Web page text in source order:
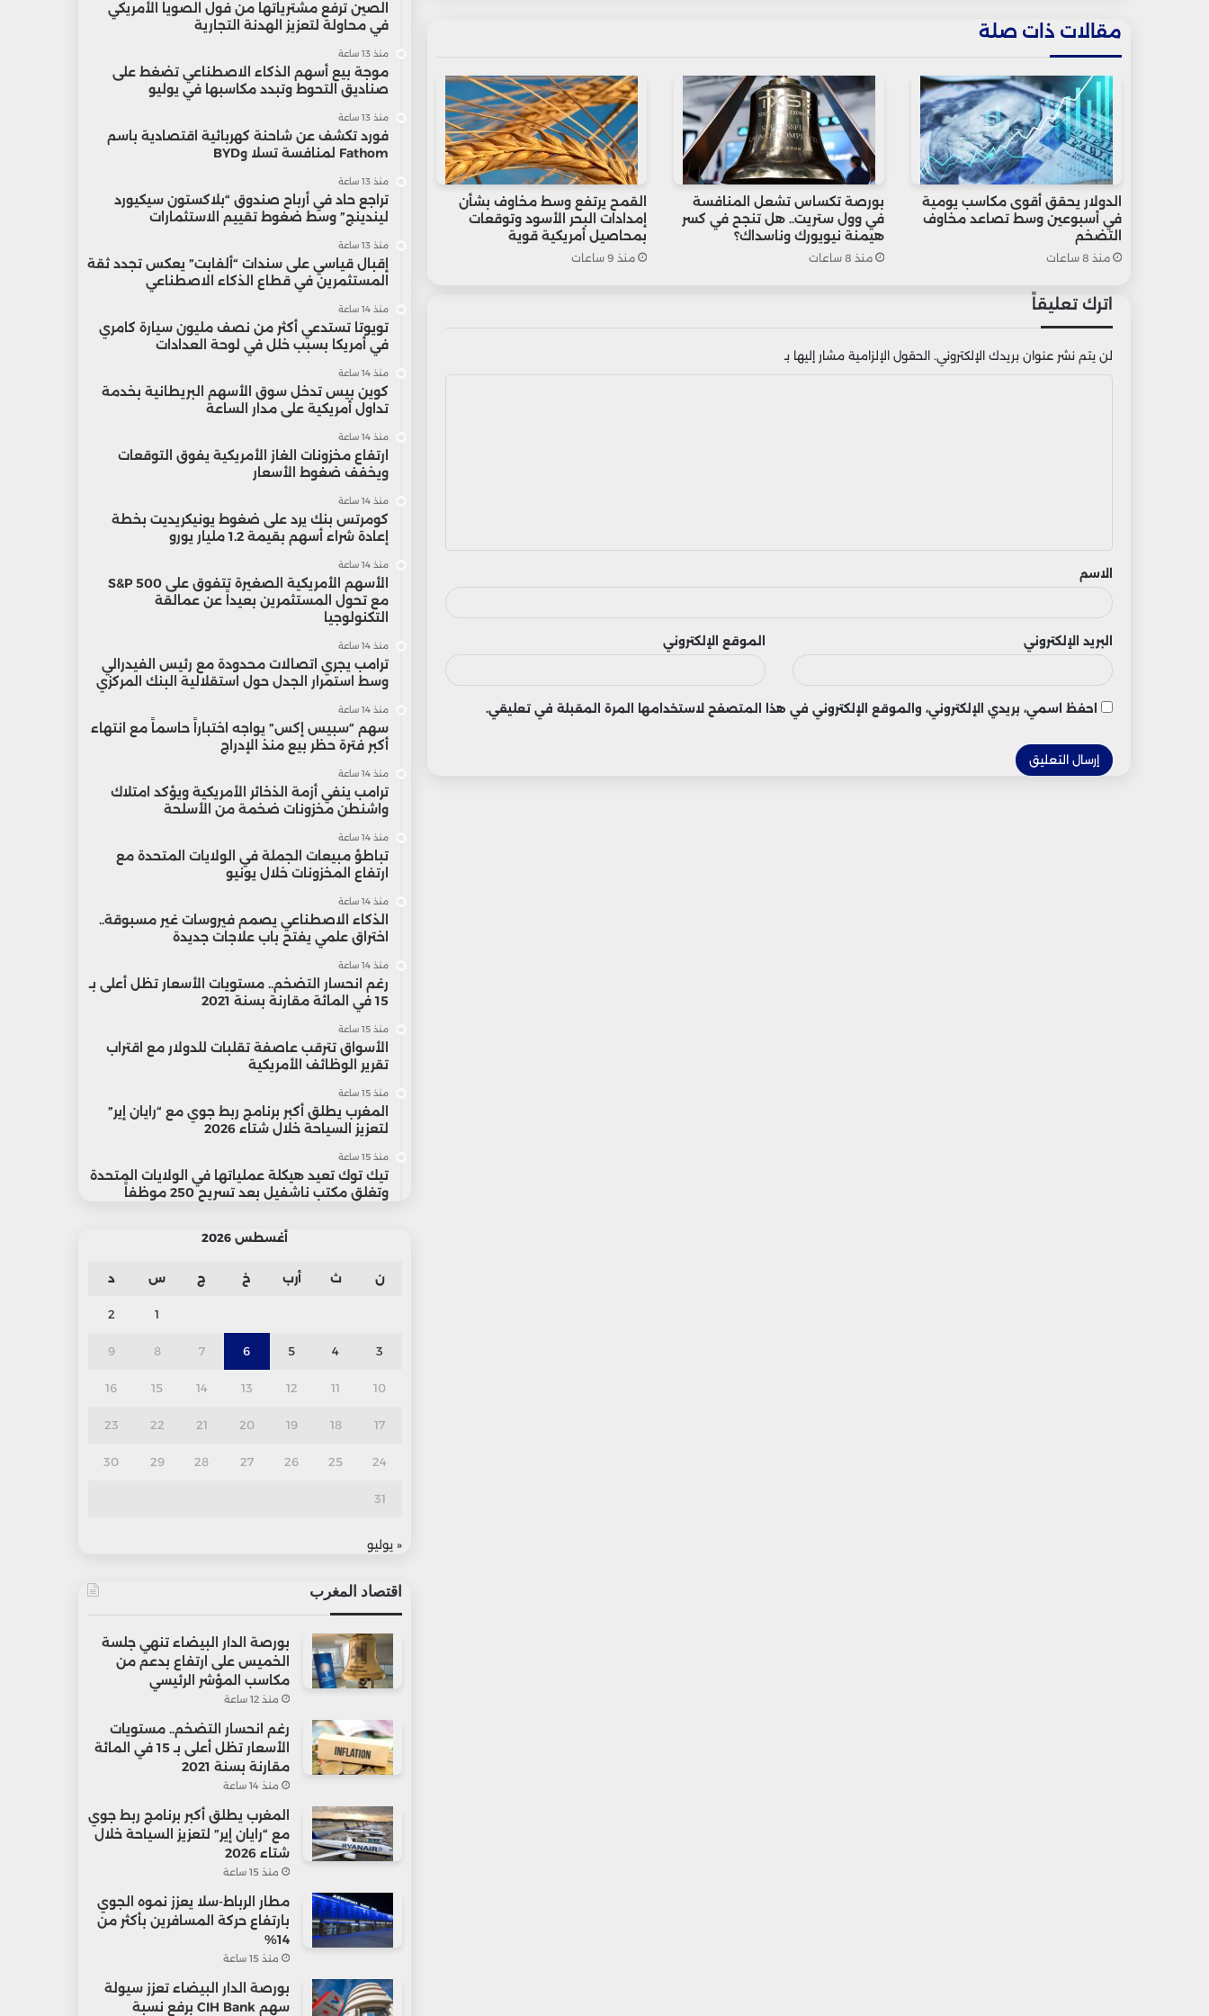
مقالات ذات صلة
الدولار يحقق أقوى مكاسب يومية
في أسبوعين وسط تصاعد مخاوف
التضخم
منذ 8 ساعات
بورصة تكساس تشعل المنافسة
في وول ستريت.. هل تنجح في كسر
هيمنة نيويورك وناسداك؟
منذ 8 ساعات
القمح يرتفع وسط مخاوف بشأن
إمدادات البحر الأسود وتوقعات
بمحاصيل أمريكية قوية
منذ 9 ساعات
اترك تعليقاً
لن يتم نشر عنوان بريدك الإلكتروني. الحقول الإلزامية مشار إليها بـ
ق
الاسم
البريد الإلكتروني الموقع الإلكتروني
احفظ اسمي، بريدي الإلكتروني، والموقع الإلكتروني في هذا المتصفح لاستخدامها المرة المقبلة في تعليقي.
الصين ترفع مشترياتها من فول الصويا الأمريكي
في محاولة لتعزيز الهدنة التجارية
منذ 13 ساعة
موجة بيع أسهم الذكاء الاصطناعي تضغط على
صناديق التحوط وتبدد مكاسبها في يوليو
منذ 13 ساعة
فورد تكشف عن شاحنة كهربائية اقتصادية باسم
Fathom لمنافسة تسلا وBYD
منذ 13 ساعة
تراجع حاد في أرباح صندوق “بلاكستون سيكيورد
ليندينج” وسط ضغوط تقييم الاستثمارات
منذ 13 ساعة
إقبال قياسي على سندات “ألفابت” يعكس تجدد ثقة
المستثمرين في قطاع الذكاء الاصطناعي
منذ 14 ساعة
تويوتا تستدعي أكثر من نصف مليون سيارة كامري
في أمريكا بسبب خلل في لوحة العدادات
منذ 14 ساعة
كوين بيس تدخل سوق الأسهم البريطانية بخدمة
تداول أمريكية على مدار الساعة
منذ 14 ساعة
ارتفاع مخزونات الغاز الأمريكية يفوق التوقعات
ويخفف ضغوط الأسعار
منذ 14 ساعة
كومرتس بنك يرد على ضغوط يونيكريديت بخطة
إعادة شراء أسهم بقيمة 1.2 مليار يورو
منذ 14 ساعة
الأسهم الأمريكية الصغيرة تتفوق على S&P 500
مع تحول المستثمرين بعيداً عن عمالقة
التكنولوجيا
منذ 14 ساعة
ترامب يجري اتصالات محدودة مع رئيس الفيدرالي
وسط استمرار الجدل حول استقلالية البنك المركزي
منذ 14 ساعة
سهم “سبيس إكس” يواجه اختباراً حاسماً مع انتهاء
أكبر فترة حظر بيع منذ الإدراج
منذ 14 ساعة
ترامب ينفي أزمة الذخائر الأمريكية ويؤكد امتلاك
واشنطن مخزونات ضخمة من الأسلحة
منذ 14 ساعة
تباطؤ مبيعات الجملة في الولايات المتحدة مع
ارتفاع المخزونات خلال يونيو
منذ 14 ساعة
الذكاء الاصطناعي يصمم فيروسات غير مسبوقة..
اختراق علمي يفتح باب علاجات جديدة
منذ 14 ساعة
رغم انحسار التضخم.. مستويات الأسعار تظل أعلى بـ
15 في المائة مقارنة بسنة 2021
منذ 15 ساعة
الأسواق تترقب عاصفة تقلبات للدولار مع اقتراب
تقرير الوظائف الأمريكية
منذ 15 ساعة
المغرب يطلق أكبر برنامج ربط جوي مع “رايان إير”
لتعزيز السياحة خلال شتاء 2026
منذ 15 ساعة
تيك توك تعيد هيكلة عملياتها في الولايات المتحدة
وتغلق مكتب ناشفيل بعد تسريح 250 موظفاً
أغسطس 2026
ن ث أرب خ ج س د
1
2
3
4
5
6
7
8
9
10
11
12
13
14
15
16
17
18
19
20
21
22
23
24
25
26
27
28
29
30
31
« يوليو
اقتصاد المغرب
بورصة الدار البيضاء تنهي جلسة
الخميس على ارتفاع بدعم من
مكاسب المؤشر الرئيسي
منذ 12 ساعة
رغم انحسار التضخم.. مستويات
الأسعار تظل أعلى بـ 15 في المائة
مقارنة بسنة 2021
منذ 14 ساعة
المغرب يطلق أكبر برنامج ربط جوي
مع “رايان إير” لتعزيز السياحة خلال
شتاء 2026
منذ 15 ساعة
مطار الرباط-سلا يعزز نموه الجوي
بارتفاع حركة المسافرين بأكثر من
14%
منذ 15 ساعة
بورصة الدار البيضاء تعزز سيولة
سهم CIH Bank برفع نسبة